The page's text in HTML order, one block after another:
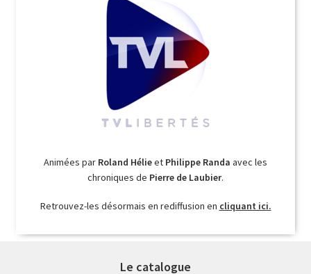
Animées par Roland Hélieet Philippe Randa avec les
chroniques de Pierre de Laubier.
Retrouvez-les désormais en rediffusion en cliquant ici.
Le catalogue